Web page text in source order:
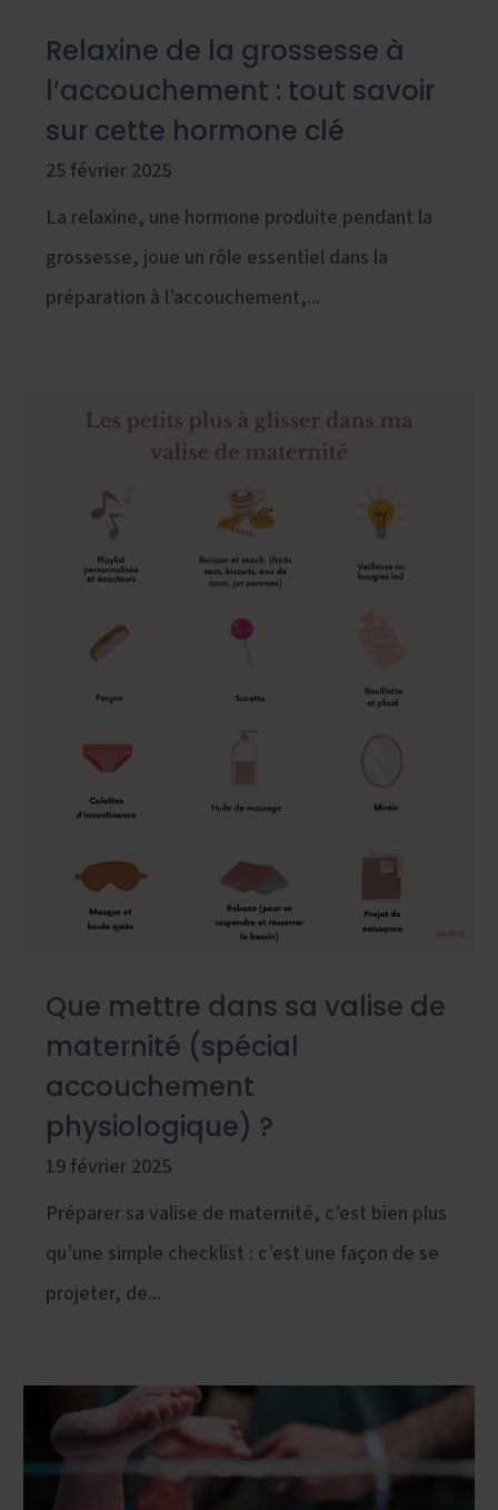
Relaxine de la grossesse à
l’accouchement : tout savoir
sur cette hormone clé
25 février 2025
La relaxine, une hormone produite pendant la
grossesse, joue un rôle essentiel dans la
préparation à l’accouchement,...
Que mettre dans sa valise de
maternité (spécial
accouchement
physiologique) ?
19 février 2025
Préparer sa valise de maternité, c’est bien plus
qu’une simple checklist : c’est une façon de se
projeter, de...